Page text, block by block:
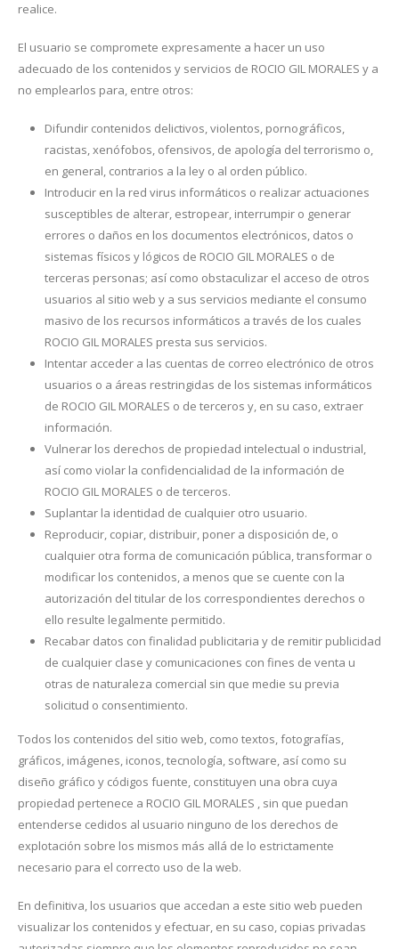
realice.
El usuario se compromete expresamente a hacer un uso
adecuado de los contenidos y servicios de ROCIO GIL MORALES y a
no emplearlos para, entre otros:
Difundir contenidos delictivos, violentos, pornográficos,
racistas, xenófobos, ofensivos, de apología del terrorismo o,
en general, contrarios a la ley o al orden público.
Introducir en la red virus informáticos o realizar actuaciones
susceptibles de alterar, estropear, interrumpir o generar
errores o daños en los documentos electrónicos, datos o
sistemas físicos y lógicos de ROCIO GIL MORALES o de
terceras personas; así como obstaculizar el acceso de otros
usuarios al sitio web y a sus servicios mediante el consumo
masivo de los recursos informáticos a través de los cuales
ROCIO GIL MORALES presta sus servicios.
Intentar acceder a las cuentas de correo electrónico de otros
usuarios o a áreas restringidas de los sistemas informáticos
de ROCIO GIL MORALES o de terceros y, en su caso, extraer
información.
Vulnerar los derechos de propiedad intelectual o industrial,
así como violar la confidencialidad de la información de
ROCIO GIL MORALES o de terceros.
Suplantar la identidad de cualquier otro usuario.
Reproducir, copiar, distribuir, poner a disposición de, o
cualquier otra forma de comunicación pública, transformar o
modificar los contenidos, a menos que se cuente con la
autorización del titular de los correspondientes derechos o
ello resulte legalmente permitido.
Recabar datos con finalidad publicitaria y de remitir publicidad
de cualquier clase y comunicaciones con fines de venta u
otras de naturaleza comercial sin que medie su previa
solicitud o consentimiento.
Todos los contenidos del sitio web, como textos, fotografías,
gráficos, imágenes, iconos, tecnología, software, así como su
diseño gráfico y códigos fuente, constituyen una obra cuya
propiedad pertenece a ROCIO GIL MORALES , sin que puedan
entenderse cedidos al usuario ninguno de los derechos de
explotación sobre los mismos más allá de lo estrictamente
necesario para el correcto uso de la web.
En definitiva, los usuarios que accedan a este sitio web pueden
visualizar los contenidos y efectuar, en su caso, copias privadas